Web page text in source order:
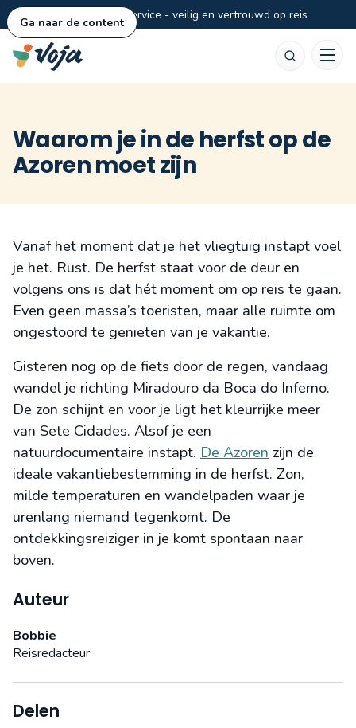
Ga naar de content
Persoonlijke service - veilig en vertrouwd op reis
Waarom je in de herfst op de
Azoren moet zijn
Vanaf het moment dat je het vliegtuig instapt voel
je het. Rust. De herfst staat voor de deur en
volgens ons is dat hét moment om op reis te gaan.
Even geen massa’s toeristen, maar alle ruimte om
ongestoord te genieten van je vakantie.
Gisteren nog op de fiets door de regen, vandaag
wandel je richting Miradouro da Boca do Inferno.
De zon schijnt en voor je ligt het kleurrijke meer
van Sete Cidades. Alsof je een
natuurdocumentaire instapt. De Azoren zijn de
ideale vakantiebestemming in de herfst. Zon,
milde temperaturen en wandelpaden waar je
urenlang niemand tegenkomt. De
ontdekkingsreiziger in je komt spontaan naar
boven.
Auteur
Bobbie
Reisredacteur
Delen
Zoeken